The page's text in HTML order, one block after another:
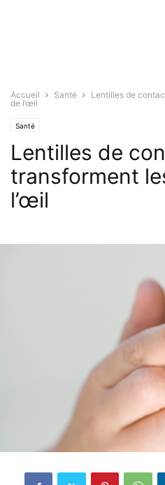
Accueil Santé
Lentilles de
de l’œil
Santé
Lentilles de
transforment
l’œil